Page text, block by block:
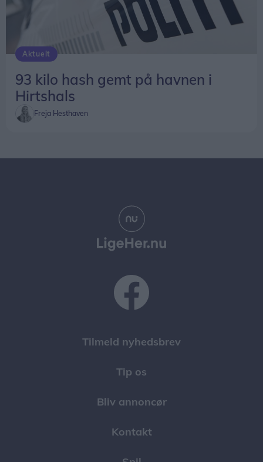
Aktuelt
93 kilo hash gemt på havnen i
Hirtshals
Freja Hesthaven
Tilmeld nyhedsbrev
Tip os
Bliv annoncør
Kontakt